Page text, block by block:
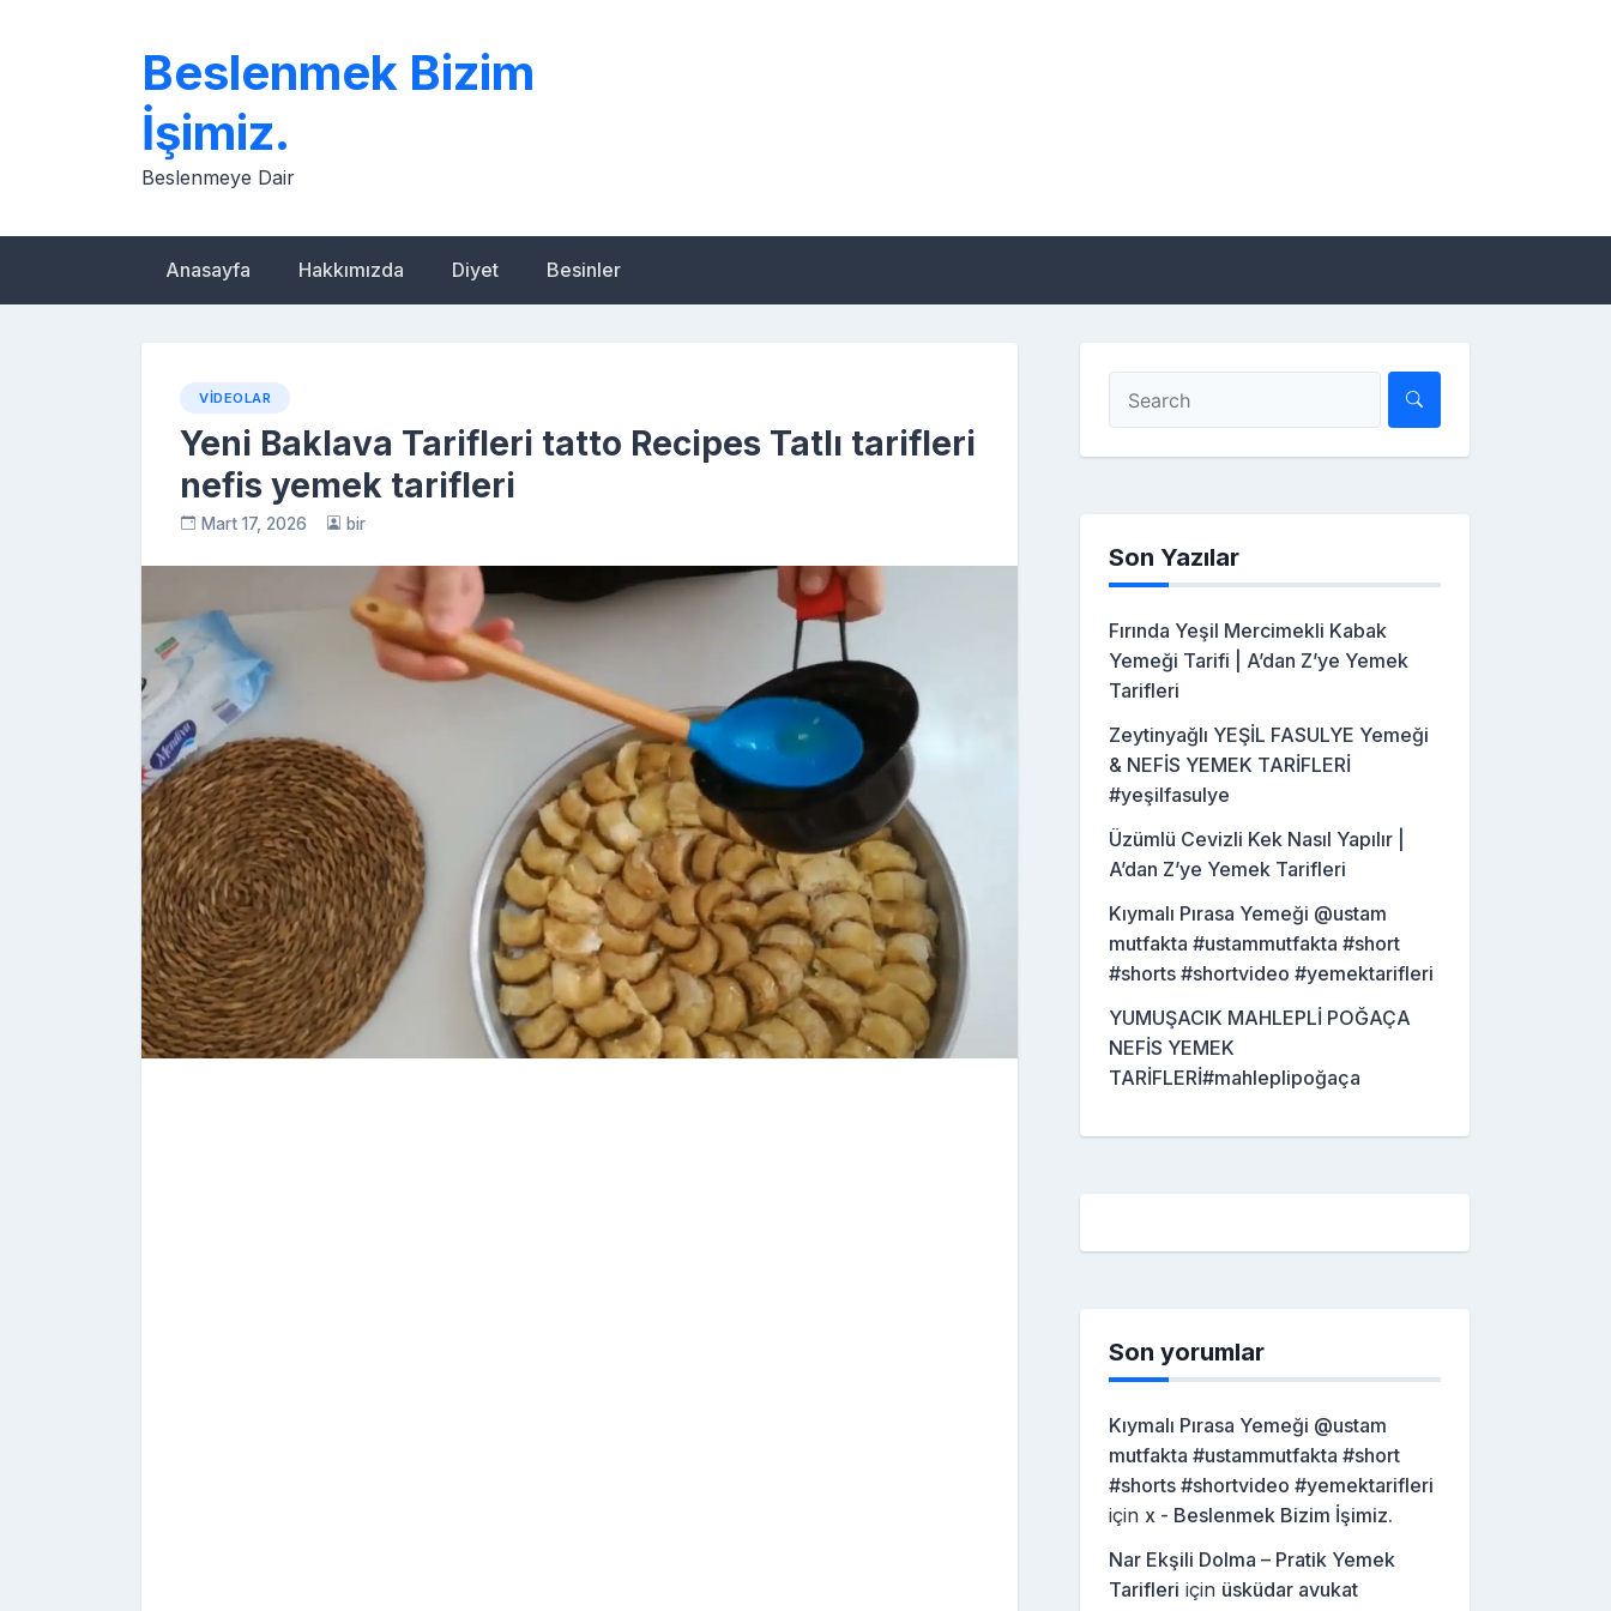
Beslenmek Bizim
İşimiz.
Beslenmeye Dair
Anasayfa Hakkımızda Diyet Besinler
VIDEOLAR
Yeni Baklava Tarifleri tatto Recipes Tatlı tarifleri
nefis yemek tarifleri
Mart 17, 2026 bir
Son Yazılar
Fırında Yeşil Mercimekli Kabak
Yemeği Tarifi | A’dan Z’ye Yemek
Tarifleri
Zeytinyağlı YEŞİL FASULYE Yemeği
& NEFİS YEMEK TARİFLERİ
#yeşilfasulye
Üzümlü Cevizli Kek Nasıl Yapılır |
A’dan Z’ye Yemek Tarifleri
Kıymalı Pırasa Yemeği @ustam
mutfakta #ustammutfakta #short
#shorts #shortvideo #yemektarifleri
YUMUŞACIK MAHLEPLİ POĞAÇA
NEFİS YEMEK
TARİFLERİ#mahleplipoğaça
Son yorumlar
Kıymalı Pırasa Yemeği @ustam
mutfakta #ustammutfakta #short
#shorts #shortvideo #yemektarifleri
için x - Beslenmek Bizim İşimiz.
Nar Ekşili Dolma – Pratik Yemek
Tarifleri için üsküdar avukat